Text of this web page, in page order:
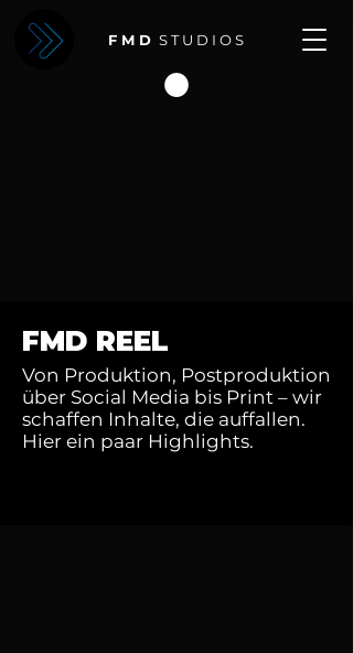
F M D S T U D I O S
FMD REEL
Von Produktion, Postproduktion
über Social Media bis Print – wir
schaffen Inhalte, die auffallen.
Hier ein paar Highlights.